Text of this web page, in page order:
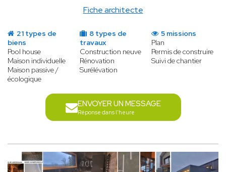
Fiche architecte
21 types de
biens
Pool house
Maison individuelle
Maison passive /
écologique
8 types de
travaux
Construction neuve
Rénovation
Surélévation
5 missions
Plan
Permis de construire
Suivi de chantier
ENVOYER UN MESSAGE
Réponse dans l'heure